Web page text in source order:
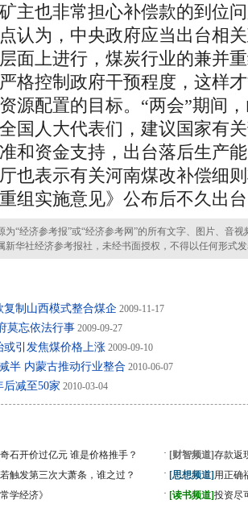
主也非常担心补偿款的到位
为，中央政府应当出台相关
面上进行，煤炭行业的兼并
格控制政府干预程度，这样
源配置的目标。“两会”期间
国人大代表们，建议国家有
和资金支持，出台落后生产
也表示有关河南煤改补偿细
组实施意见》公布后不久出
经济参考报”或“经济参考网”的所有文字、图片、音视
新华社经济参考报社，未经书面授权，不得以任何形式
复制山西模式整合煤企 2009-11-17
莫忘依法行事 2009-09-27
或引发焦煤价格上涨 2009-09-10
半 内蒙古推动行业整合 2010-06-07
减至50家 2010-03-04
石开价过亿元 谁是价格推手？ · [财智频道]存款返
触发第三次大萧条，谁之过？ · [思想频道] 用正确
常学经济》 · [读书频道]投资尽